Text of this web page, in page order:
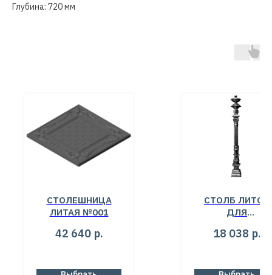
Глубина: 720 мм
СТОЛЕШНИЦА
ЛИТАЯ №001
42 640 р.
СТОЛБ ЛИТОЙ
ДЛЯ
ПЕРИЛ №019
18 038 р.